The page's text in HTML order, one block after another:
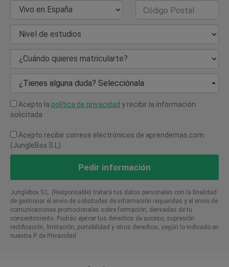
País de Residencia Código Postal
Nivel de estudios
¿Cuándo quieres matricularte?
¿Tienes alguna duda? Selecciónala
Acepto la política de privacidad y recibir la información
solicitada
Acepto recibir correos electrónicos de aprendemas.com
(JungleBox S.L)
Pedir información
Junglebox S.L. (Responsable) tratará tus datos personales con la finalidad
de gestionar el envío de solicitudes de información requeridas y el envío de
comunicaciones promocionales sobre formación, derivadas de tu
consentimiento. Podrás ejercer tus derechos de acceso, supresión
rectificación, limitación, portabilidad y otros derechos, según lo indicado en
nuestra P. de Privacidad​